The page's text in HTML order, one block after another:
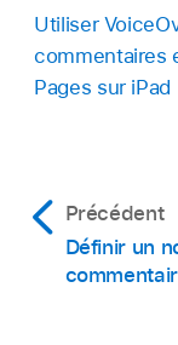
Utiliser
commentaires
Pages sur iPad
Précédent
Définir un